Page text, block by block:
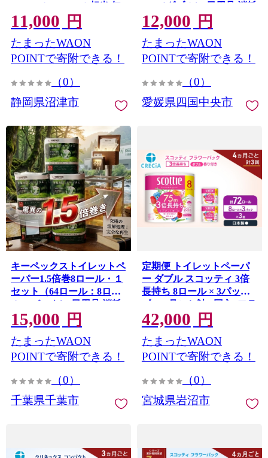
48ロール 96ロール相当 無
香料 備蓄 防災 沼津 鶴見製
紙 再生紙 やわらか
11,000 円
たまったWAON
POINTで寄附できる！
（0）
静岡県沼津市
4R （ダブル） 日用品 消耗
品 備蓄 防災 愛媛県 四国中
央市
12,000 円
たまったWAON
POINTで寄附できる！
（0）
愛媛県四国中央市
キーペックストイレットペ
ーパー1.5倍巻8ロール・１
セット（64ロール：8ロー
ル×8パック） 日用品 消耗
品 生活用品 備蓄 トイレ用
品 トイレットペーパー 千
葉県 千葉市
15,000 円
たまったWAON
POINTで寄附できる！
（0）
千葉県千葉市
定期便 トイレットペーパ
ー ダブル スコッティ 3倍
長持ち 8ロール × 3パック
《 4ヶ月ごと計 3回 》 フラ
ワーパック [№5704-2006]
42,000 円
たまったWAON
POINTで寄附できる！
（0）
宮城県岩沼市